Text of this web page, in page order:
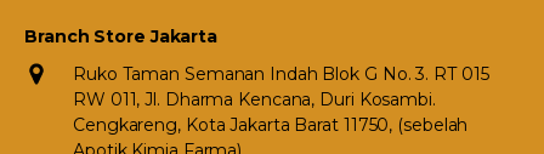
Branch Store Jakarta
Ruko Taman Semanan Indah Blok G No. 3. RT 015
RW 011, Jl. Dharma Kencana, Duri Kosambi.
Cengkareng, Kota Jakarta Barat 11750, (sebelah